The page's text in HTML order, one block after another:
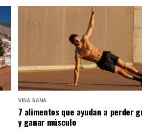
VIDA SANA
7 alimentos que ayudan a perder
y ganar músculo